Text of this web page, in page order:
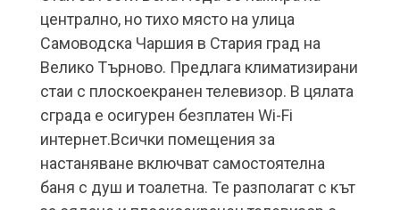
централно, но тихо място на улица
Самоводска Чаршия в Стария град на
Велико Търново. Предлага климатизирани
стаи с плоскоекранен телевизор. В цялата
сграда е осигурен безплатен Wi-Fi
интернет.Всички помещения за
настаняване включват самостоятелна
баня с душ и тоалетна. Те разполагат с кът